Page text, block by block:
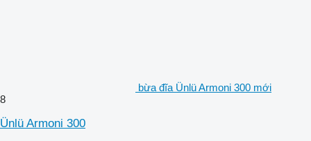
bừa đĩa Ünlü Armoni 300 mới
8
Ünlü Armoni 300